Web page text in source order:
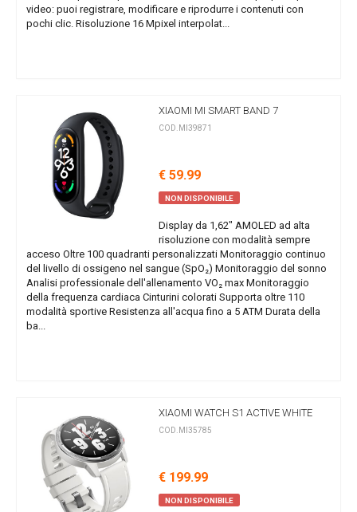
video: puoi registrare, modificare e riprodurre i contenuti con
pochi clic. Risoluzione 16 Mpixel interpolat...
XIAOMI MI SMART BAND 7
COD.MI39871
€ 59.99
NON DISPONIBILE
Display da 1,62" AMOLED ad alta
risoluzione con modalità sempre
acceso Oltre 100 quadranti personalizzati Monitoraggio continuo
del livello di ossigeno nel sangue (SpO₂) Monitoraggio del sonno
Analisi professionale dell'allenamento VO₂ max Monitoraggio
della frequenza cardiaca Cinturini colorati Supporta oltre 110
modalità sportive Resistenza all'acqua fino a 5 ATM Durata della
ba...
XIAOMI WATCH S1 ACTIVE WHITE
COD.MI35785
€ 199.99
NON DISPONIBILE